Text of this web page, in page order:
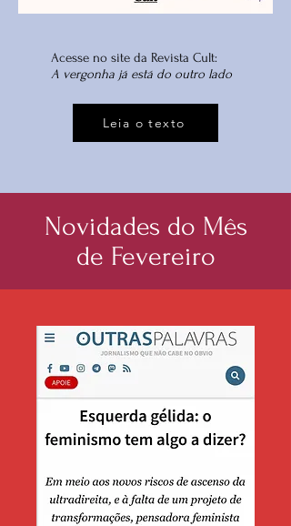
Acesse no site da Revista Cult:
A vergonha já está do outro lado
Leia o texto
Novidades do Mês
de Fevereiro